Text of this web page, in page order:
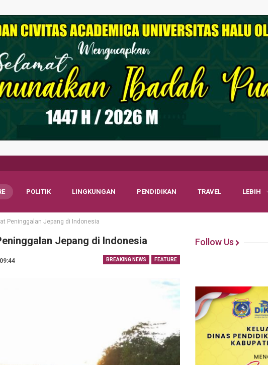
POLITIK LINGKUNGAN PENDIDIKAN TRAVEL LEBIH
Peninggalan Jepang di Indonesia
Jepang di Indonesia
BREAKING NEWS FEATURE
Follow Us